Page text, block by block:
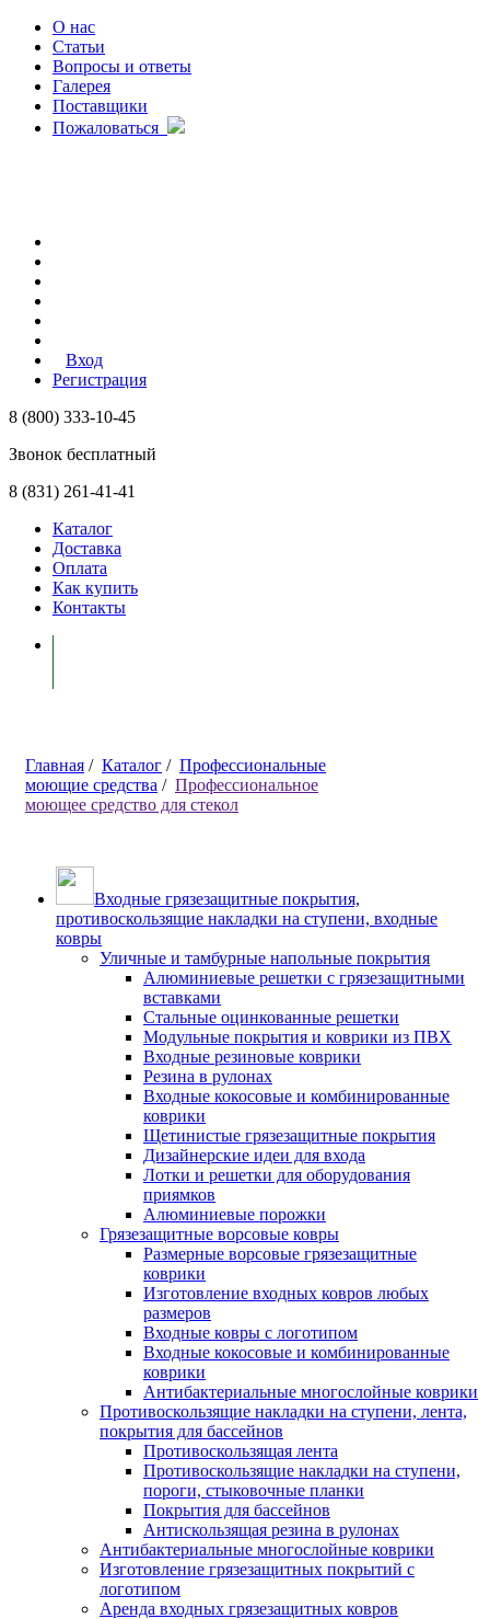
О нас
Статьи
Вопросы и ответы
Галерея
Поставщики
Пожаловаться
Вход
Регистрация
8 (800) 333-10-45
Звонок бесплатный
8 (831) 261-41-41
Каталог
Доставка
Оплата
Как купить
Контакты
Главная / Каталог / Профессиональные
моющие средства / Профессиональное
моющее средство для стекол
Входные грязезащитные покрытия,
противоскользящие накладки на ступени, входные
ковры
Уличные и тамбурные напольные покрытия
Алюминиевые решетки с грязезащитными
вставками
Стальные оцинкованные решетки
Модульные покрытия и коврики из ПВХ
Входные резиновые коврики
Резина в рулонах
Входные кокосовые и комбинированные
коврики
Щетинистые грязезащитные покрытия
Дизайнерские идеи для входа
Лотки и решетки для оборудования
приямков
Алюминиевые порожки
Грязезащитные ворсовые ковры
Размерные ворсовые грязезащитные
коврики
Изготовление входных ковров любых
размеров
Входные ковры с логотипом
Входные кокосовые и комбинированные
коврики
Антибактериальные многослойные коврики
Противоскользящие накладки на ступени, лента,
покрытия для бассейнов
Противоскользящая лента
Противоскользящие накладки на ступени,
пороги, стыковочные планки
Покрытия для бассейнов
Антискользящая резина в рулонах
Антибактериальные многослойные коврики
Изготовление грязезащитных покрытий с
логотипом
Аренда входных грязезащитных ковров